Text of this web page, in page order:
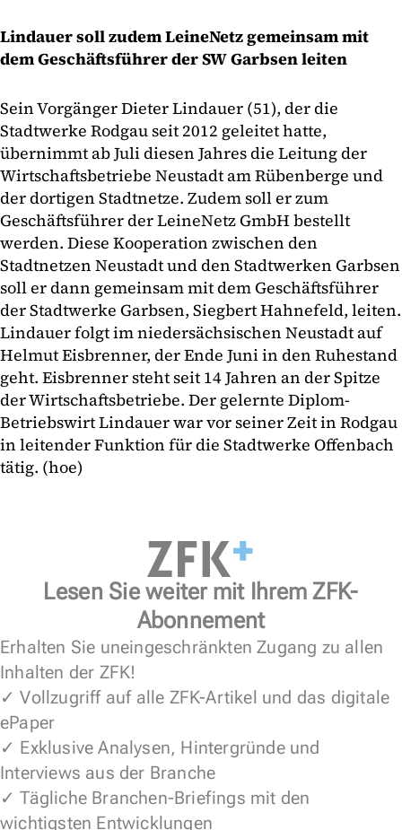
Lindauer soll zudem LeineNetz gemeinsam mit
dem Geschäftsführer der SW Garbsen leiten
Sein Vorgänger Dieter Lindauer (51), der die
Stadtwerke Rodgau seit 2012 geleitet hatte,
übernimmt ab Juli diesen Jahres die Leitung der
Wirtschaftsbetriebe Neustadt am Rübenberge und
der dortigen Stadtnetze. Zudem soll er zum
Geschäftsführer der LeineNetz GmbH bestellt
werden. Diese Kooperation zwischen den
Stadtnetzen Neustadt und den Stadtwerken Garbsen
soll er dann gemeinsam mit dem Geschäftsführer
der Stadtwerke Garbsen, Siegbert Hahnefeld, leiten.
Lindauer folgt im niedersächsischen Neustadt auf
Helmut Eisbrenner, der Ende Juni in den Ruhestand
geht. Eisbrenner steht seit 14 Jahren an der Spitze
der Wirtschaftsbetriebe. Der gelernte Diplom-
Betriebswirt Lindauer war vor seiner Zeit in Rodgau
in leitender Funktion für die Stadtwerke Offenbach
tätig. (hoe)
Lesen Sie weiter mit Ihrem ZFK-
Abonnement
Erhalten Sie uneingeschränkten Zugang zu allen
Inhalten der ZFK!
✓ Vollzugriff auf alle ZFK-Artikel und das digitale
ePaper
✓ Exklusive Analysen, Hintergründe und
Interviews aus der Branche
✓ Tägliche Branchen-Briefings mit den
wichtigsten Entwicklungen